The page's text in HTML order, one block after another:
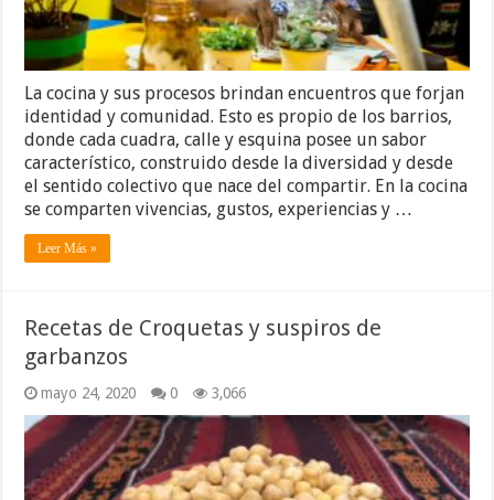
La cocina y sus procesos brindan encuentros que forjan
identidad y comunidad. Esto es propio de los barrios,
donde cada cuadra, calle y esquina posee un sabor
característico, construido desde la diversidad y desde
el sentido colectivo que nace del compartir. En la cocina
se comparten vivencias, gustos, experiencias y …
Leer Más »
Recetas de Croquetas y suspiros de
garbanzos
mayo 24, 2020 0 3,066